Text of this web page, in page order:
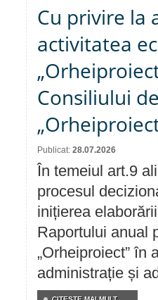
Cu privire la
activitatea
Consiliului
Publicat: 28.07.2026
În temeiul art.9
procesul
inițierea
Raportului anual
„Orheiproiect” în
administrație și